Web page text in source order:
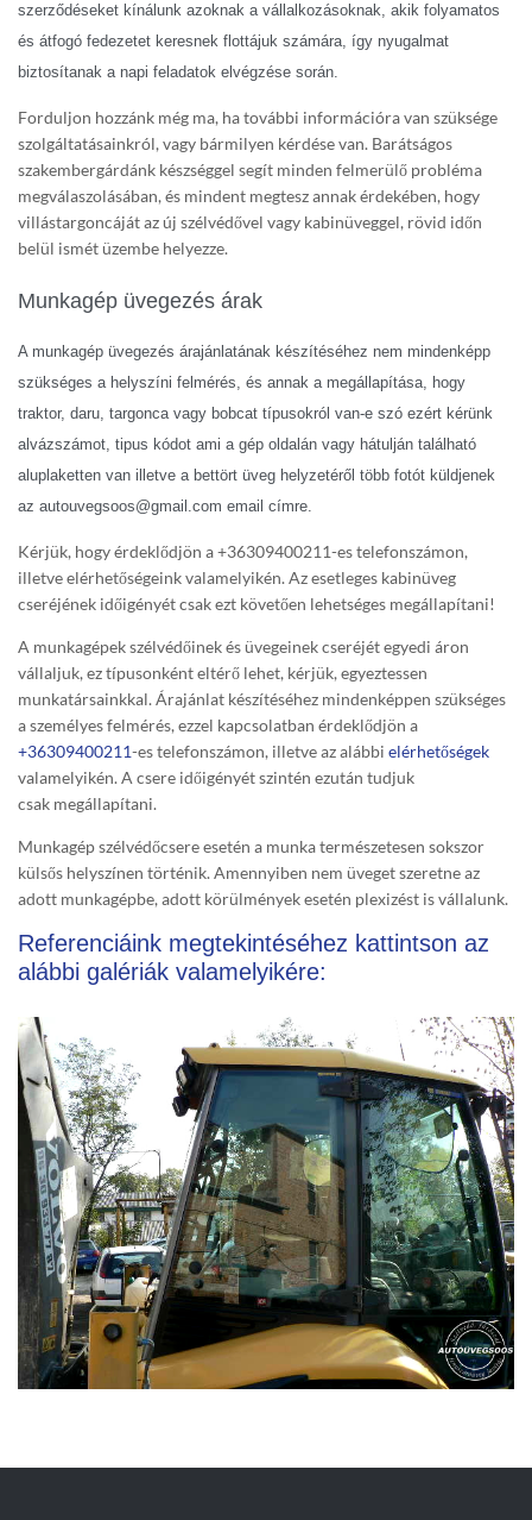
szerződéseket kínálunk azoknak a vállalkozásoknak, akik folyamatos
és átfogó fedezetet keresnek flottájuk számára, így nyugalmat
biztosítanak a napi feladatok elvégzése során.
Forduljon hozzánk még ma, ha további információra van szüksége
szolgáltatásainkról, vagy bármilyen kérdése van. Barátságos
szakembergárdánk készséggel segít minden felmerülő probléma
megválaszolásában, és mindent megtesz annak érdekében, hogy
villástargoncáját az új szélvédővel vagy kabinüveggel, rövid időn
belül ismét üzembe helyezze.
Munkagép üvegezés árak
A munkagép üvegezés árajánlatának készítéséhez nem mindenképp
szükséges a helyszíni felmérés, és annak a megállapítása, hogy
traktor, daru, targonca vagy bobcat típusokról van-e szó ezért kérünk
alvázszámot, tipus kódot ami a gép oldalán vagy hátulján található
aluplaketten van illetve a bettört üveg helyzetéről több fotót küldjenek
az autouvegsoos@gmail.com email címre.
Kérjük, hogy érdeklődjön a +36309400211-es telefonszámon,
illetve elérhetőségeink valamelyikén. Az esetleges kabinüveg
cseréjének időigényét csak ezt követően lehetséges megállapítani!
A munkagépek szélvédőinek és üvegeinek cseréjét egyedi áron
vállaljuk, ez típusonként eltérő lehet, kérjük, egyeztessen
munkatársainkkal. Árajánlat készítéséhez mindenképpen szükséges
a személyes felmérés, ezzel kapcsolatban érdeklődjön a
+36309400211-es telefonszámon, illetve az alábbi elérhetőségek
valamelyikén. A csere időigényét szintén ezután tudjuk
csak megállapítani.
Munkagép szélvédőcsere esetén a munka természetesen sokszor
külsős helyszínen történik. Amennyiben nem üveget szeretne az
adott munkagépbe, adott körülmények esetén plexizést is vállalunk.
Referenciáink megtekintéséhez kattintson az
alábbi galériák valamelyikére: